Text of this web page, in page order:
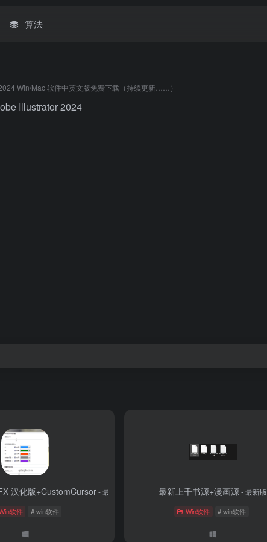
算法
Win/Mac 软件中英文版免费下载（持续更新……）
Illustrator 2024
汉化版+CustomCursor- 最新版
软件 # win软件
最新上千书源+漫画源- 最新版
Win软件 # win软件